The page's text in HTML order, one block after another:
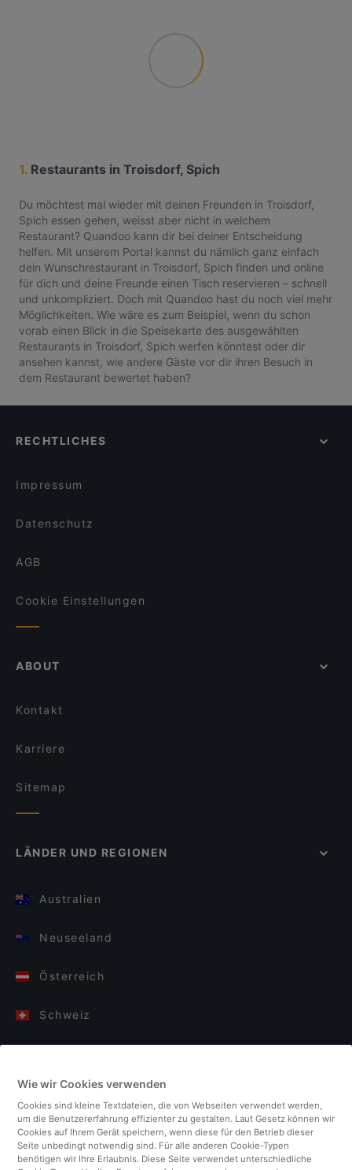
1. Restaurants in Troisdorf, Spich
Du möchtest mal wieder mit deinen Freunden in Troisdorf,
Spich essen gehen, weisst aber nicht in welchem
Restaurant? Quandoo kann dir bei deiner Entscheidung
helfen. Mit unserem Portal kannst du nämlich ganz einfach
dein Wunschrestaurant in Troisdorf, Spich finden und online
für dich und deine Freunde einen Tisch reservieren – schnell
und unkompliziert. Doch mit Quandoo hast du noch viel mehr
Möglichkeiten. Wie wäre es zum Beispiel, wenn du schon
vorab einen Blick in die Speisekarte des ausgewählten
Restaurants in Troisdorf, Spich werfen könntest oder dir
ansehen kannst, wie andere Gäste vor dir ihren Besuch in
dem Restaurant bewertet haben?
RECHTLICHES
Impressum
Datenschutz
AGB
Cookie Einstellungen
ABOUT
Kontakt
Karriere
Sitemap
LÄNDER UND REGIONEN
Australien
Neuseeland
Österreich
Schweiz
Italien
Finnland
Wie wir Cookies verwenden
Cookies sind kleine Textdateien, die von Webseiten verwendet werden,
um die Benutzererfahrung effizienter zu gestalten. Laut Gesetz können wir
Cookies auf Ihrem Gerät speichern, wenn diese für den Betrieb dieser
Seite unbedingt notwendig sind. Für alle anderen Cookie-Typen
benötigen wir Ihre Erlaubnis. Diese Seite verwendet unterschiedliche